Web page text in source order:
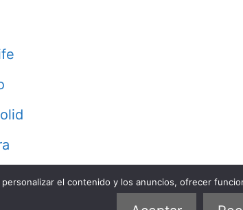
Quiénes somos Política de
el contenido y los anuncios, ofrecer